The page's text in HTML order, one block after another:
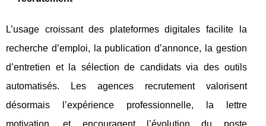
L’usage croissant des plateformes digitales facilite la
recherche d’emploi, la publication d’annonce, la gestion
d’entretien et la sélection de candidats via des outils
automatisés. Les agences recrutement valorisent
désormais l’expérience professionnelle, la lettre